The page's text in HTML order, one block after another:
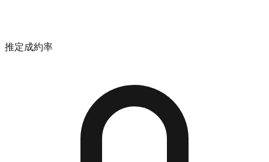
推定成約率